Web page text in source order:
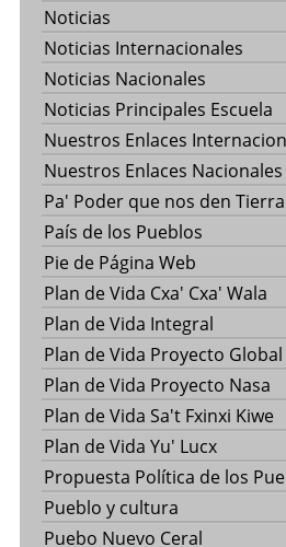
Noticias
Noticias Internacionales
Noticias Nacionales
Noticias Principales Escuela
Nuestros Enlaces
Nuestros Enlaces Nacionales
Pa' Poder que nos den Tierra
País de los Pueblos
Pie de Página Web
Plan de Vida Cxa' Cxa' Wala
Plan de Vida Integral
Plan de Vida Proyecto Global
Plan de Vida Proyecto Nasa
Plan de Vida Sa't Fxinxi Kiwe
Plan de Vida Yu' Lucx
Propuesta Política de los
Pueblo y cultura
Puebo Nuevo Ceral